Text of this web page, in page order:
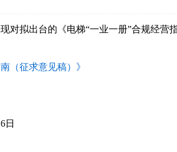
对拟出台的《电梯“一业一册”合规经营
（征求意见稿）》
日